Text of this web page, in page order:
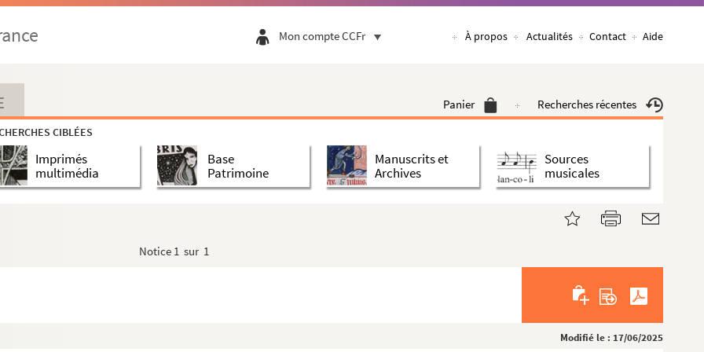
Mon compte CCFr À propos Actualités Contact Aide
Panier Recherches récentes
CIBLÉES
Imprimés
multimédia
Base
Patrimoine
Manuscrits et
Archives
Sources
musicales
Notice 1 sur 1
Modifié le : 17/06/2025
VI.